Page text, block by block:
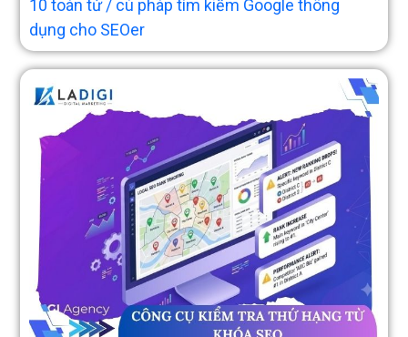
10 toán tử / cú pháp tìm kiếm Google thông
dụng cho SEOer